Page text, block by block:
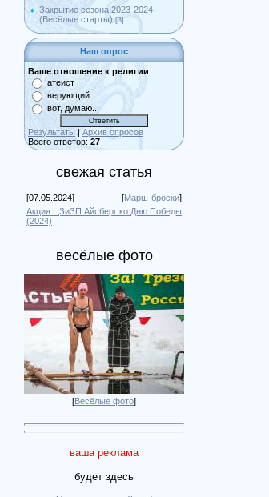
Закрытие сезона 2023-2024
(Весёлые старты) [3]
Наш опрос
Ваше отношение к религии
атеист
верующий
вот, думаю...
Результаты | Архив опросов
Всего ответов: 27
свежая статья
[07.05.2024] [Марш-броски]
Акция ЦЗиЗП Айсберг ко Дню Победы
(2024)
весёлые фото
[Весёлые фото]
ваша реклама
будет здесь